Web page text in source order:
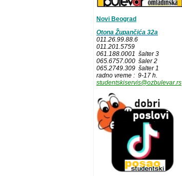
Novi Beograd
Otona Župančića 32a
011.26.99.88.6
011.201.5759
061.188.0001 šalter 3
065.6757.000 šaler 2
065.2749.309 šalter 1
radno vreme : 9-17 h.
studentskiservis@ozbulevar.rs